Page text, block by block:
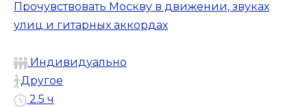
Прочувствовать Москву в движении, звуках
улиц и гитарных аккордах
Индивидуально
Другое
2.5 ч